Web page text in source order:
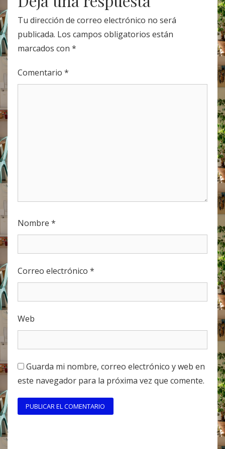
Tu dirección de correo electrónico no será
publicada. Los campos obligatorios están
marcados con *
Comentario *
Nombre *
Correo electrónico *
Web
Guarda mi nombre, correo electrónico y web en
este navegador para la próxima vez que comente.